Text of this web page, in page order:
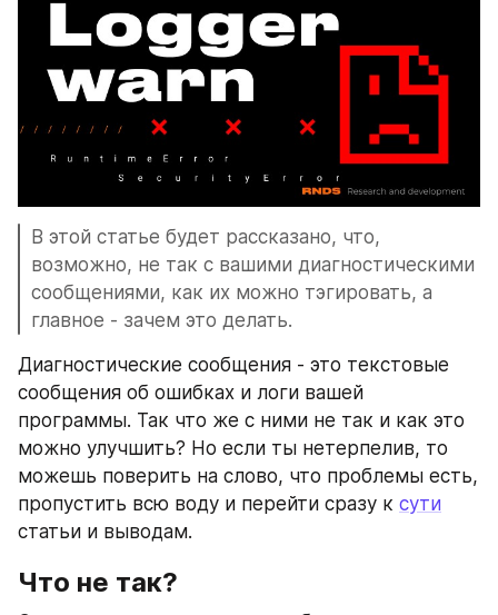
В этой статье будет рассказано, что,
возможно, не так с вашими диагностическими
сообщениями, как их можно тэгировать, а
главное - зачем это делать.
Диагностические сообщения - это текстовые
сообщения об ошибках и логи вашей
программы. Так что же с ними не так и как это
можно улучшить? Но если ты нетерпелив, то
можешь поверить на слово, что проблемы есть,
пропустить всю воду и перейти сразу к сути
статьи и выводам.
Что не так?